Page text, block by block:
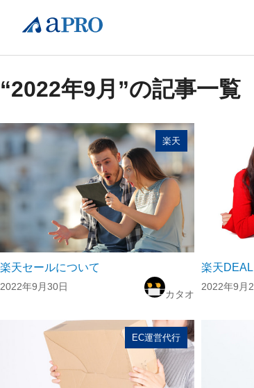
“2022年9月”の記事一覧
楽天
楽天セールについて
2022年9月30日
カタオ
楽天
2022年9月
EC運営代行